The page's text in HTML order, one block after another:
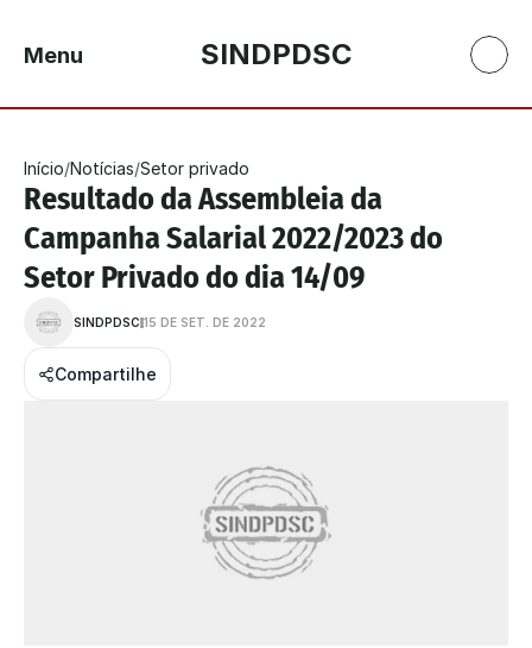
Menu SINDPDSC
Início/Notícias/Setor privado
Resultado da Assembleia da
Campanha Salarial 2022/2023 do
Setor Privado do dia 14/09
SINDPDSC 15 DE SET. DE 2022
Compartilhe